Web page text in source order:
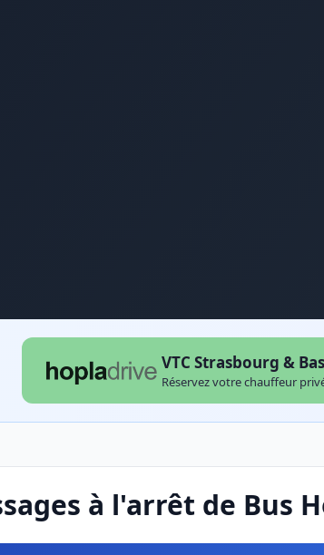
VTC Strasbourg &
Réservez votre chauffeur
à l'arrêt de Bus